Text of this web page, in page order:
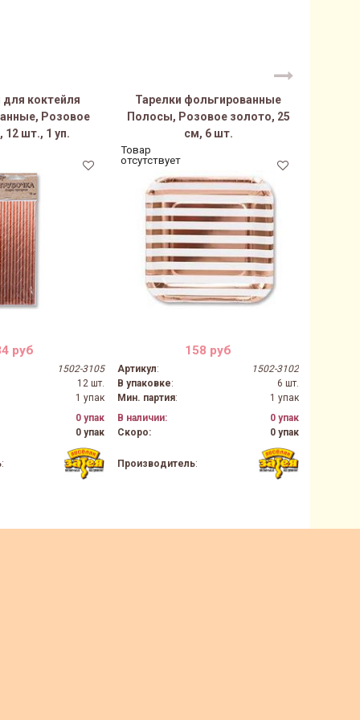
для коктейля
Розовое
12 шт., 1 уп.
руб
1502-3105
12 шт.
1 упак
0 упак
0 упак
:
Тарелки фольгированные
Полосы, Розовое золото, 25
см, 6 шт.
Товар
отсутствует
158 руб
Артикул:
1502-3102
В упаковке:
6 шт.
Мин. партия:
1 упак
В наличии:
0 упак
Скоро:
0 упак
Производитель: